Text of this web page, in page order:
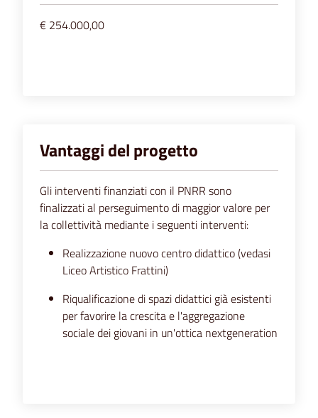
€ 254.000,00
Vantaggi del progetto
Gli interventi finanziati con il PNRR sono
finalizzati al perseguimento di maggior valore per
la collettività mediante i seguenti interventi:
Realizzazione nuovo centro didattico (vedasi
Liceo Artistico Frattini)
Riqualificazione di spazi didattici già esistenti
per favorire la crescita e l'aggregazione
sociale dei giovani in un'ottica nextgeneration